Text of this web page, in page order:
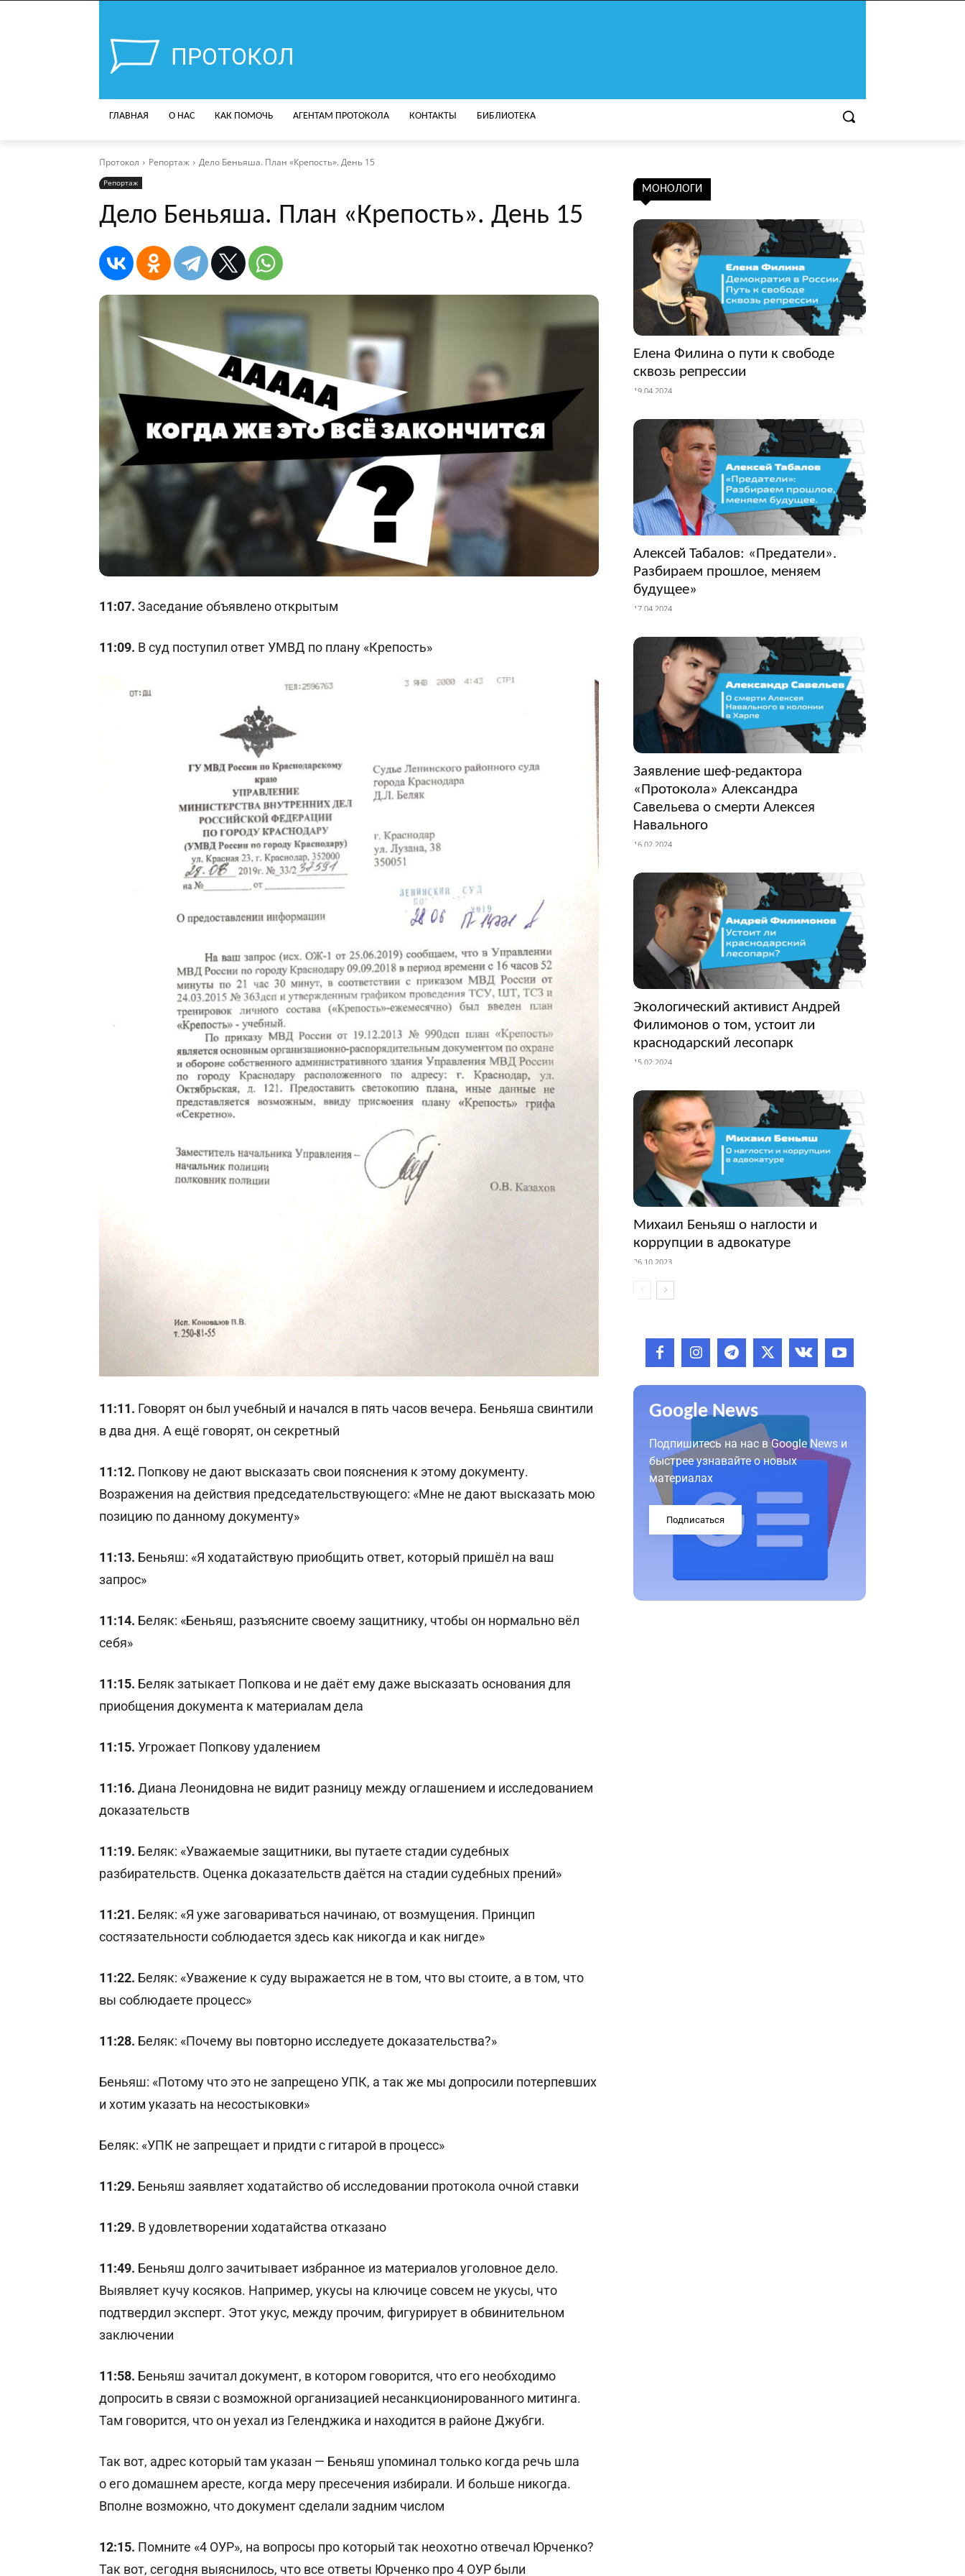
ПРОТОКОЛ
ГЛАВНАЯ О НАС КАК ПОМОЧЬ АГЕНТАМ ПРОТОКОЛА КОНТАКТЫ БИБЛИОТЕКА
Протокол Репортаж Дело Беньяша. План «Крепость». День 15
Репортаж
Дело Беньяша. План «Крепость». День 15
11:07. Заседание объявлено открытым
11:09. В суд поступил ответ УМВД по плану «Крепость»
11:11. Говорят он был учебный и начался в пять часов вечера. Беньяша свинтили
в два дня. А ещё говорят, он секретный
11:12. Попкову не дают высказать свои пояснения к этому документу.
Возражения на действия председательствующего: «Мне не дают высказать мою
позицию по данному документу»
11:13. Беньяш: «Я ходатайствую приобщить ответ, который пришёл на ваш
запрос»
11:14. Беляк: «Беньяш, разъясните своему защитнику, чтобы он нормально вёл
себя»
11:15. Беляк затыкает Попкова и не даёт ему даже высказать основания для
приобщения документа к материалам дела
11:15. Угрожает Попкову удалением
11:16. Диана Леонидовна не видит разницу между оглашением и исследованием
доказательств
11:19. Беляк: «Уважаемые защитники, вы путаете стадии судебных
разбирательств. Оценка доказательств даётся на стадии судебных прений»
11:21. Беляк: «Я уже заговариваться начинаю, от возмущения. Принцип
состязательности соблюдается здесь как никогда и как нигде»
11:22. Беляк: «Уважение к суду выражается не в том, что вы стоите, а в том, что
вы соблюдаете процесс»
11:28. Беляк: «Почему вы повторно исследуете доказательства?»
Беньяш: «Потому что это не запрещено УПК, а так же мы допросили потерпевших
и хотим указать на несостыковки»
Беляк: «УПК не запрещает и придти с гитарой в процесс»
11:29. Беньяш заявляет ходатайство об исследовании протокола очной ставки
11:29. В удовлетворении ходатайства отказано
11:49. Беньяш долго зачитывает избранное из материалов уголовное дело.
Выявляет кучу косяков. Например, укусы на ключице совсем не укусы, что
подтвердил эксперт. Этот укус, между прочим, фигурирует в обвинительном
заключении
11:58. Беньяш зачитал документ, в котором говорится, что его необходимо
допросить в связи с возможной организацией несанкционированного митинга.
Там говорится, что он уехал из Геленджика и находится в районе Джубги.
Так вот, адрес который там указан — Беньяш упоминал только когда речь шла
о его домашнем аресте, когда меру пресечения избирали. И больше никогда.
Вполне возможно, что документ сделали задним числом
12:15. Помните «4 ОУР», на вопросы про который так неохотно отвечал Юрченко?
Так вот, сегодня выяснилось, что все ответы Юрченко про 4 ОУР были
МОНОЛОГИ
Елена Филина о пути к свободе
сквозь репрессии
19.04.2024
Алексей Табалов: «Предатели».
Разбираем прошлое, меняем
будущее»
17.04.2024
Заявление шеф-редактора
«Протокола» Александра
Савельева о смерти Алексея
Навального
16.02.2024
Экологический активист Андрей
Филимонов о том, устоит ли
краснодарский лесопарк
15.02.2024
Михаил Беньяш о наглости и
коррупции в адвокатуре
26.10.2023
Google News
Подпишитесь на нас в Google News и
быстрее узнавайте о новых
материалах
Подписаться